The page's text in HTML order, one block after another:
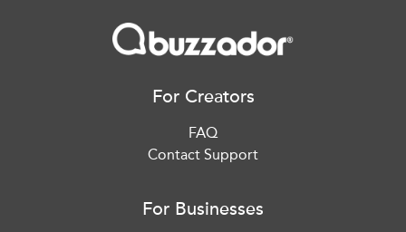
For Creators
FAQ
Contact Support
For Businesses